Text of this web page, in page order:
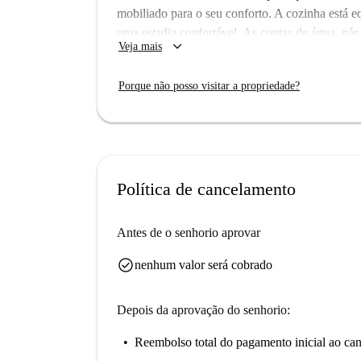
mobiliado para o seu conforto. A cozinha está
uma estadia confortável. As contas de água,
Observe que fumar e animais de estimação não
A localização do estúdio em République-Saint-
Game Paris e o Fresque Charlie Hebdo 5.
Veja mais keyboard_arrow_down
Porque não posso visitar a propriedade?
Política de cancelamento
Antes de o senhorio aprovar
check_circlenenhum valor será cobrado
Depois da aprovação do senhorio:
Reembolso total do pagamento inicial ao